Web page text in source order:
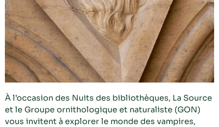
À l’occasion des Nuits des bibliothèques, La Source
et le Groupe ornithologique et naturaliste (GON)
vous invitent à explorer le monde des vampires,